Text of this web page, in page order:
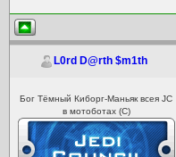
L0rd D@rth $m1th
Бог Тёмный Киборг-Маньяк всея JC
в мотоботах (С)